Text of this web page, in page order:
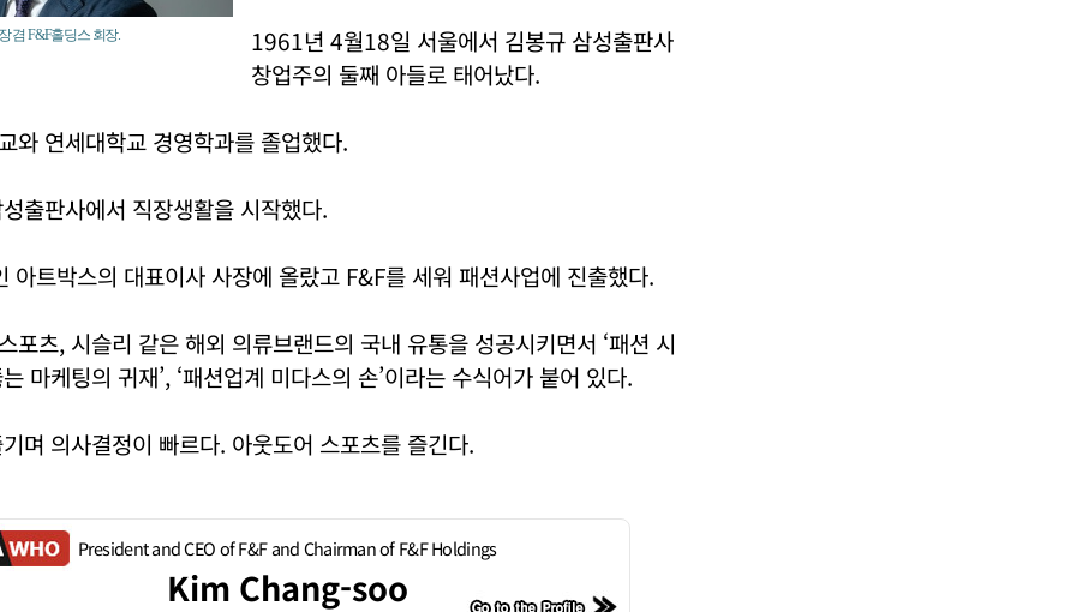
겸 F&F홀딩스 회장.
1961년 4월18일 서울에서 김봉규 삼성출판사
창업주의 둘째 아들로 태어났다.
와 연세대학교 경영학과를 졸업했다.
출판사에서 직장생활을 시작했다.
아트박스의 대표이사 사장에 올랐고 F&F를 세워 패션사업에 진출했다.
포츠, 시슬리 같은 해외 의류브랜드의 국내 유통을 성공시키면서 ‘패션 시
마케팅의 귀재’, ‘패션업계 미다스의 손’이라는 수식어가 붙어 있다.
며 의사결정이 빠르다. 아웃도어 스포츠를 즐긴다.
President and CEO of F&F and Chairman of F&F Holdings
Kim Chang-soo